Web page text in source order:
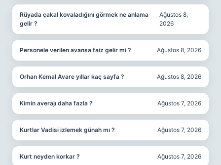
Rüyada çakal kovaladığını görmek ne anlama
gelir ?
Ağustos 8,
2026
Personele verilen avansa faiz gelir mi ? Ağustos 8, 2026
Orhan Kemal Avare yıllar kaç sayfa ? Ağustos 8, 2026
Kimin averajı daha fazla ? Ağustos 7, 2026
Kurtlar Vadisi izlemek günah mı ? Ağustos 7, 2026
Kurt neyden korkar ? Ağustos 7, 2026